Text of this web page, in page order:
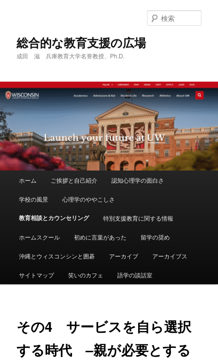
へ
移
動
総合的な教育支援の広場
成田 滋 兵庫教育大学名誉教授、Ph.D.
索
ホーム ご挨拶と自己紹介 認知心理学の面白さ
学校の風景 心理学のややこしさ
教育相談とカウンセリング 特別支援教育に関する情報
ホームスクール 初めに言葉があった 留学の奨め
沖縄とウィスコンシンと囲碁 アーカイブ アーカイブス
サイトマップ 笑いのカフェ 語学の談話室
その4 サービスを自ら選択
する時代 –親が必要とする